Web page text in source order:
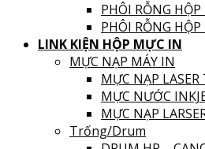
PHÔI RỖNG
PHÔI RỖNG HỘP
LINK KIỆN HỘP MỰC IN
MỰC NẠP MÁY IN
MỰC NẠP
MỰC NƯỚC
MỰC NẠP
Trống/Drum